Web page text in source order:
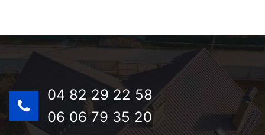
04 82 29 22 58
06 06 79 35 20